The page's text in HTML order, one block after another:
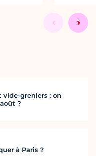
vide-greniers : on
?
à Paris ?